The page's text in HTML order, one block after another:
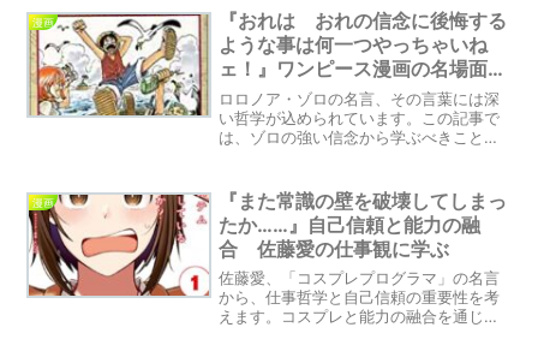
ら行動することで、自分自身もより楽し
める。マナーを守ることがキャンプ場の
魅力を保ち、良い行動が広がるきっかけ
となる。
漫画
『おれは おれの信念に後悔する
ような事は何一つやっちゃいね
ェ！』ワンピース漫画の名場面：
ゾロの強い信念と生き方に感銘
ロロノア・ゾロの名言、その言葉には深
い哲学が込められています。この記事で
は、ゾロの強い信念から学ぶべきことに
たらす影響とは？私たちの日常において
も、このメッセージから多くの示唆を得
ることができるかもしれません。
漫画
『また常識の壁を破壊してしまっ
たか……』自己信頼と能力の融
合 佐藤愛の仕事観に学ぶ
佐藤愛、「コスプレプログラマ」の名言
から、仕事哲学と自己信頼の重要性を考
えます。コスプレと能力の融合を通じ